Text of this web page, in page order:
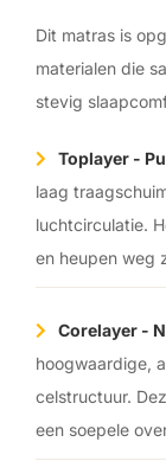
Dit matras is
materialen die
stevig
Toplayer -
laag
luchtcirculatie.
en heupen weg
Corelayer -
hoogwaardige,
celstructuur.
een soepele